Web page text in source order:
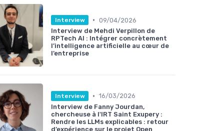
Interview • 09/04/2026
Interview de Mehdi Verpillon de
RPTech AI : Intégrer concrètement
l’intelligence artificielle au cœur de
l’entreprise
Interview • 16/03/2026
Interview de Fanny Jourdan,
chercheuse à l'IRT Saint Exupery :
Rendre les LLMs explicables : retour
d’expérience sur le projet Open